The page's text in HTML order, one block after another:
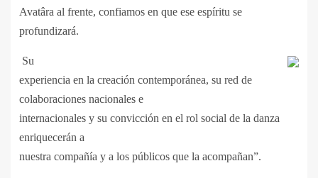
Avatâra al frente, confiamos en que ese espíritu se
profundizará.
Su
experiencia en la creación contemporánea, su red de
colaboraciones nacionales e
internacionales y su convicción en el rol social de la danza
enriquecerán a
nuestra compañía y a los públicos que la acompañan”.